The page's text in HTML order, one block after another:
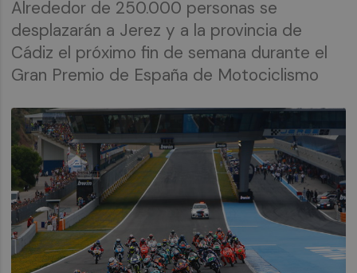
Alrededor de 250.000 personas se
desplazarán a Jerez y a la provincia de
Cádiz el próximo fin de semana durante el
Gran Premio de España de Motociclismo